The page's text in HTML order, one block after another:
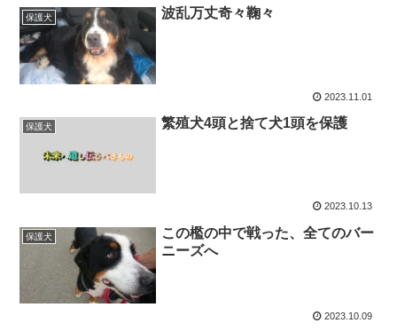
保護犬 波乱万丈奇々鞠々
2023.11.01
保護犬 繁殖犬4頭と捨て犬1頭を保護
2023.10.13
保護犬
この檻の中で戦った、全てのバー
ニーズへ
2023.10.09